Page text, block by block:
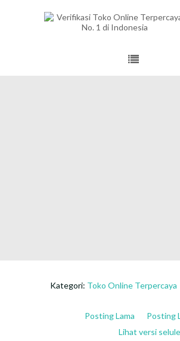
Kategori: Toko Online Terpercaya
Posting
Posting Lama
Lihat versi